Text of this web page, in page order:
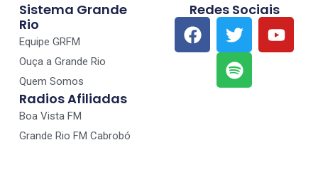
Sistema Grande
Rio
Equipe GRFM
Ouça a Grande Rio
Quem Somos
Radios Afiliadas
Boa Vista FM
Grande Rio FM Cabrobó
Redes Sociais